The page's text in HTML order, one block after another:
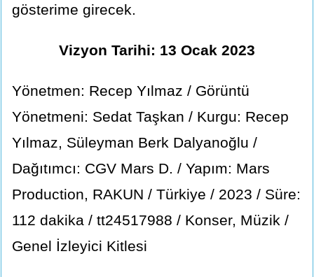
gösterime girecek.
Vizyon Tarihi: 13 Ocak 2023
Yönetmen: Recep Yılmaz / Görüntü
Yönetmeni: Sedat Taşkan / Kurgu: Recep
Yılmaz, Süleyman Berk Dalyanoğlu /
Dağıtımcı: CGV Mars D. / Yapım: Mars
Production, RAKUN / Türkiye / 2023 / Süre:
112 dakika / tt24517988 / Konser, Müzik /
Genel İzleyici Kitlesi